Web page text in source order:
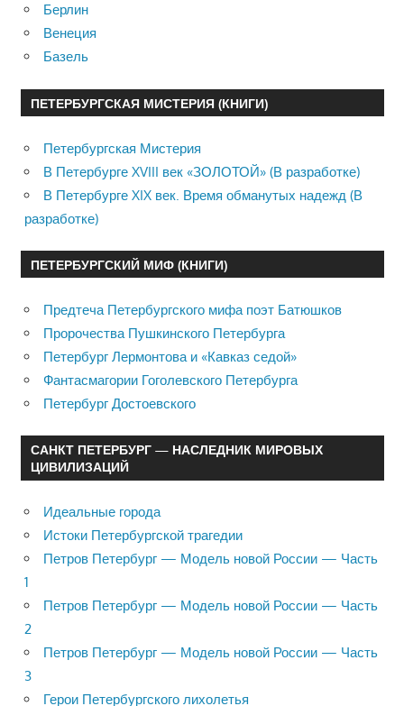
Берлин
Венеция
Базель
ПЕТЕРБУРГСКАЯ МИСТЕРИЯ (КНИГИ)
Петербургская Мистерия
В Петербурге XVIII век «ЗОЛОТОЙ» (В разработке)
В Петербурге XIX век. Время обманутых надежд (В
разработке)
ПЕТЕРБУРГСКИЙ МИФ (КНИГИ)
Предтеча Петербургского мифа поэт Батюшков
Пророчества Пушкинского Петербурга
Петербург Лермонтова и «Кавказ седой»
Фантасмагории Гоголевского Петербурга
Петербург Достоевского
САНКТ ПЕТЕРБУРГ — НАСЛЕДНИК МИРОВЫХ
ЦИВИЛИЗАЦИЙ
Идеальные города
Истоки Петербургской трагедии
Петров Петербург — Модель новой России — Часть
1
Петров Петербург — Модель новой России — Часть
2
Петров Петербург — Модель новой России — Часть
3
Герои Петербургского лихолетья